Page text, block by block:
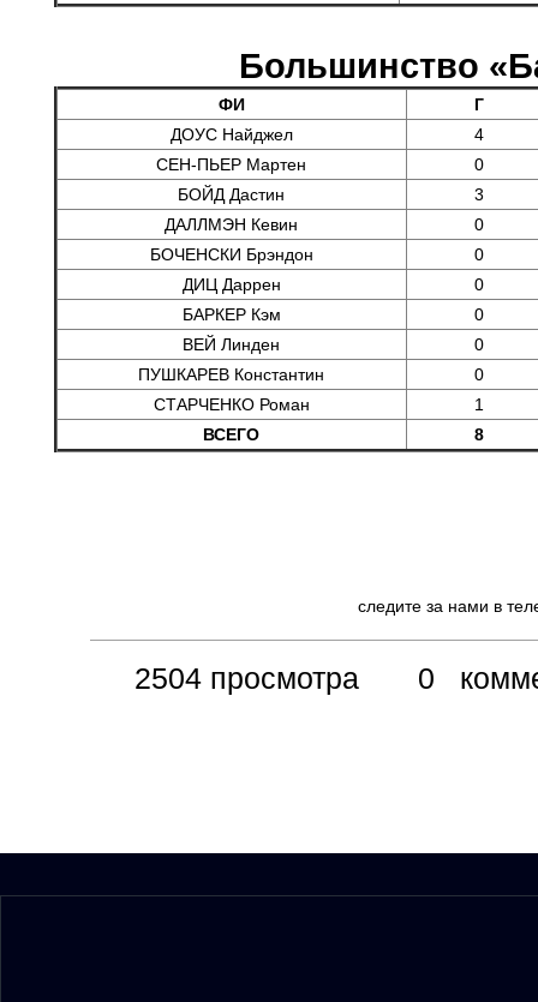
Большинство
ФИ
Г
ДОУС Найджел
4
СЕН-ПЬЕР Мартен
0
БОЙД Дастин
3
ДАЛЛМЭН Кевин
0
БОЧЕНСКИ Брэндон
0
ДИЦ Даррен
0
БАРКЕР Кэм
0
ВЕЙ Линден
0
ПУШКАРЕВ Константин
0
СТАРЧЕНКО Роман
1
ВСЕГО
8
следите за нами в
2504 просмотра 0